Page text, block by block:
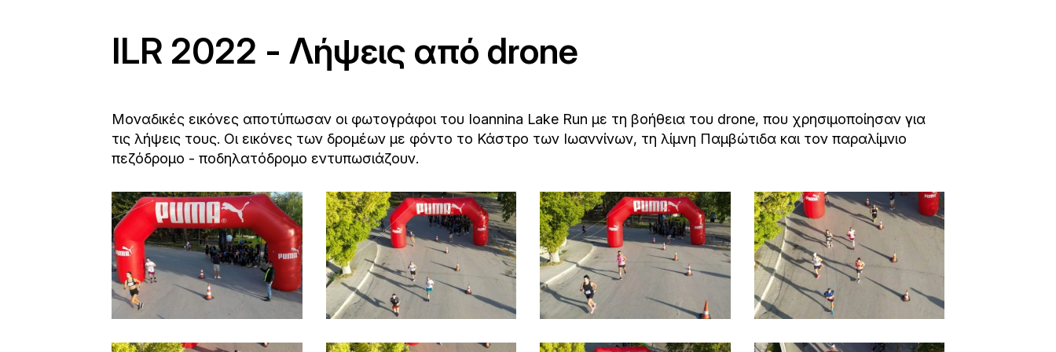
ILR 2022 - Λήψεις από drone
Μοναδικές εικόνες αποτύπωσαν οι φωτογράφοι του Ioannina Lake Run με τη βοήθεια του drone, που χρησιμοποίησαν για
τις λήψεις τους. Οι εικόνες των δρομέων με φόντο το Κάστρο των Ιωαννίνων, τη λίμνη Παμβώτιδα και τον παραλίμνιο
πεζόδρομο - ποδηλατόδρομο εντυπωσιάζουν.